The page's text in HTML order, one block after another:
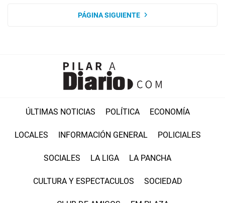
PÁGINA SIGUIENTE
ÚLTIMAS NOTICIAS POLÍTICA ECONOMÍA
LOCALES INFORMACIÓN GENERAL POLICIALES
SOCIALES LA LIGA LA PANCHA
CULTURA Y ESPECTACULOS SOCIEDAD